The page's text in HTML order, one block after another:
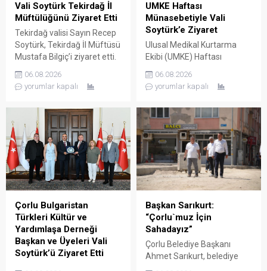
Vali Soytürk Tekirdağ İl
Müftülüğünü Ziyaret Etti
Tekirdağ valisi Sayın Recep
Soytürk, Tekirdağ İl Müftüsü
Mustafa Bilgiç’i ziyaret etti.
Bilgiç ve Tekirdağ İl
Müftülüğü personeli
Soytürk ardından İl Müftüsü
Bilgiç ile bir süre görüşerek
müftülüğün çalışma ve
faaliyetleri hakkında bilgi
aldı. Günün anısına hatıra
fotoğrafı çekilmesinin
ardından ziyaret sona erdi.
06.08.2026
yorumlar kapalı
UMKE Haftası
Münasebetiyle Vali
Soytürk’e Ziyaret
Ulusal Medikal Kurtarma
Ekibi (UMKE) Haftası
Müdürü Uzm. Dr. Lütfi
Çağatay Onar, Sağlık
Mustafa Dönmez ve UMKE
çalışanları, Tekirdağ valisi
Sayın Recep Soytürk’ü
makamında ziyaret etti.
Ziyaret sırasında İl Sağlık
Müdürü Onar, UMKE Haftası
münasebetiyle
düzenlenecek etkinlikler
hakkında Vali Soytürk’e bilgi
verdi. Ziyaretten...
06.08.2026
yorumlar kapalı
Çorlu Bulgaristan
Türkleri Kültür ve
Yardımlaşa Derneği
Başkan ve Üyeleri Vali
Soytürk’ü Ziyaret Etti
Başkan Sarıkurt:
“Çorlu`muz İçin
Sahadayız”
Çorlu Belediye Başkanı
Ahmet Sarıkurt, belediye
faaliyetlerini yerinde